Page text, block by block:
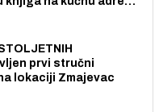
prvi stručni
lokaciji Zmajevac